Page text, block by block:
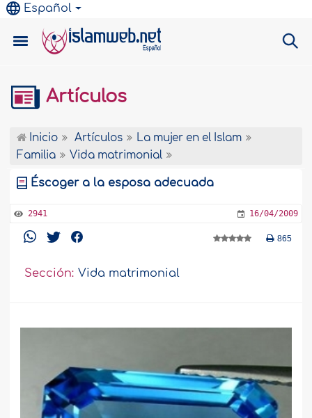
Español
Artículos
Inicio Artículos
La mujer en el Islam
Familia
Vida matrimonial
Éscoger a la esposa adecuada
2941 16/04/2009
865
Sección: Vida matrimonial